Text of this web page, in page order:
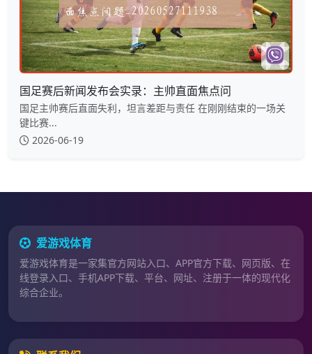
国足赛后新闻发布会实录：主帅直面焦点问
国足主帅赛后直面失利，坦言差距与责任 在刚刚结束的一场关
键比赛...
2026-06-19
爱游戏体育
爱游戏体育是一家集官方网站入口、APP官方下载、网页版、在
线登录入口、手机APP下载、平台、网址、注册于一体的现代化
综合企业。